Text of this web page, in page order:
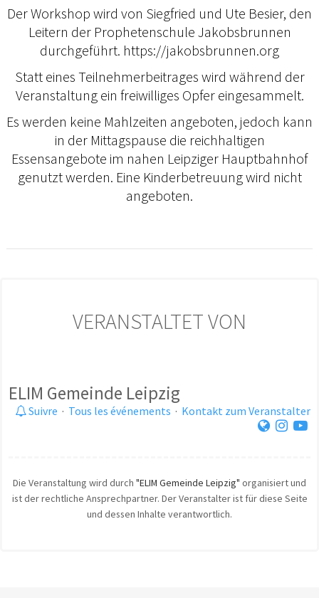
Der Workshop wird von Siegfried und Ute Besier, den
Leitern der Prophetenschule Jakobsbrunnen
durchgeführt. https://jakobsbrunnen.org
Statt eines Teilnehmerbeitrages wird während der
Veranstaltung ein freiwilliges Opfer eingesammelt.
Es werden keine Mahlzeiten angeboten, jedoch kann
in der Mittagspause die reichhaltigen
Essensangebote im nahen Leipziger Hauptbahnhof
genutzt werden. Eine Kinderbetreuung wird nicht
angeboten.
VERANSTALTET VON
ELIM Gemeinde Leipzig
Suivre · Tous les événements · Kontakt zum Veranstalter
Die Veranstaltung wird durch "ELIM Gemeinde Leipzig" organisiert und
ist der rechtliche Ansprechpartner. Der Veranstalter ist für diese Seite
und dessen Inhalte verantwortlich.